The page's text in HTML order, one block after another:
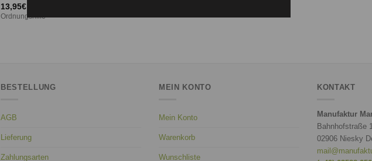
13,95€
Ordnungshilfe
BESTELLUNG
AGB
Lieferung
Zahlungsarten
MEIN KONTO
Mein Konto
Warenkorb
Wunschliste
KONTAKT
Manufaktur
Bahnhofstraße
02906 Niesky